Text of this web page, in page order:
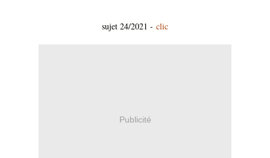
sujet 24/2021 - clic
Publicité